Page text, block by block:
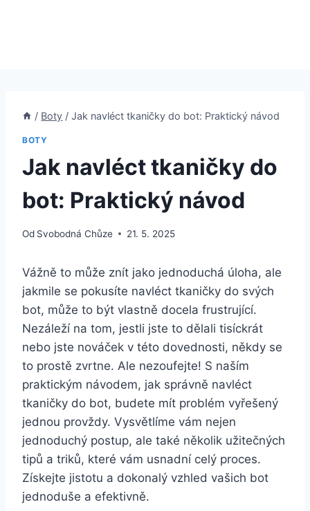
/ Boty / Jak navléct tkaničky do bot: Praktický návod
BOTY
Jak navléct tkaničky do
bot: Praktický návod
Od Svobodná Chůze 21. 5. 2025
Vážně to může znít jako jednoduchá úloha, ale
jakmile ‍se pokusíte navléct tkaničky do svých
⁣bot, může ‍to‍ být vlastně ⁣docela ⁢frustrující.
Nezáleží na tom, jestli jste to dělali ⁢tisíckrát
nebo‍ jste nováček v této dovednosti, někdy se⁣
to⁤ prostě zvrtne. ​Ale ‍nezoufejte! S ⁣naším
praktickým návodem, jak správně navléct‌
tkaničky do bot,⁢ budete⁢ mít‌ problém vyřešený
jednou⁢ provždy. Vysvětlíme vám nejen
jednoduchý postup,​ ale také‍ několik užitečných
tipů a triků, které vám usnadní celý proces.
Získejte jistotu a dokonalý vzhled vašich bot
jednoduše ​a efektivně.